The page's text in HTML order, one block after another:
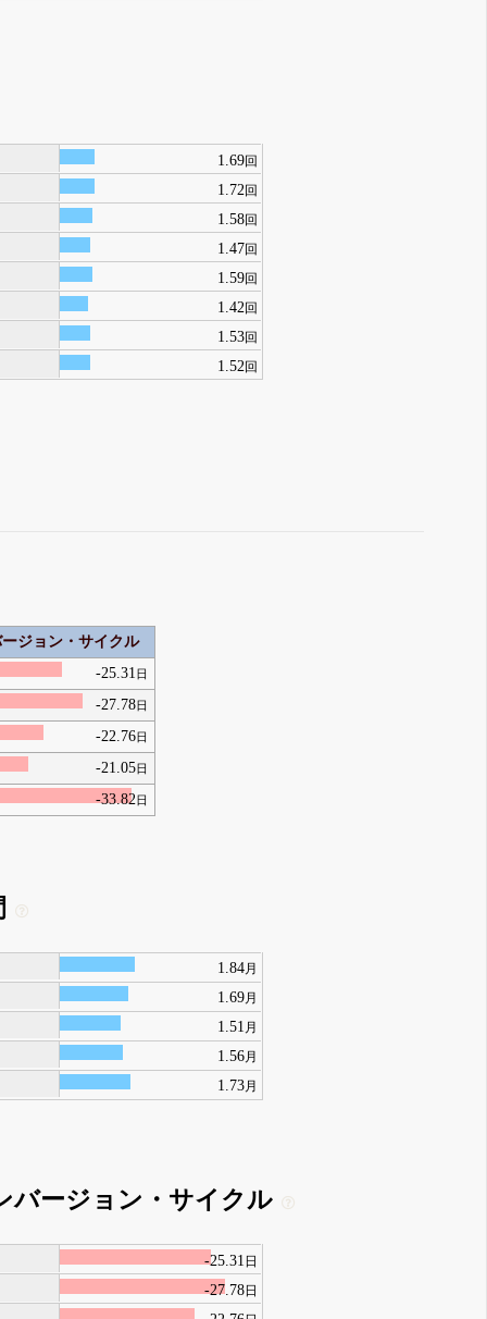
1.69回
1.72 回
1.58回
1.47回
1.59回
1.42 回
1.53回
1.52 回
ジョン・サイクル
-25.31日
-27.78日
-22.76日
-21.05日
-33.82日
1.84月
1.69月
1.51 月
1.56月
1.73月
バージョン・サイクル
-25.31 日
-27.78日